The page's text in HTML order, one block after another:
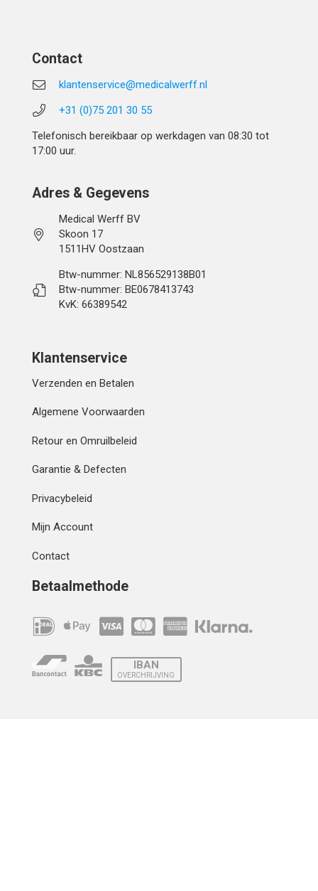
Contact
klantenservice@medicalwerff.nl
+31 (0)75 201 30 55
Telefonisch bereikbaar op werkdagen van 08:30 tot
17:00 uur.
Adres & Gegevens
Medical Werff BV
Skoon 17
1511HV Oostzaan
Btw-nummer: NL856529138B01
Btw-nummer: BE0678413743
KvK: 66389542
Klantenservice
Verzenden en Betalen
Algemene Voorwaarden
Retour en Omruilbeleid
Garantie & Defecten
Privacybeleid
Mijn Account
Contact
Betaalmethode
IBAN
OVERCHRIJVING